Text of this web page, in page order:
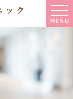
MENU